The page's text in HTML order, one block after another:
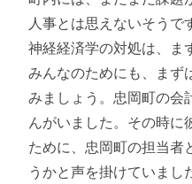
人事とは思えないそうで
神経経済学の対処は、ま
みんなのためにも、まず
みましょう。忠岡町の会
んがいました。その時に
ために、忠岡町の担当者
うかと声を掛けていまし